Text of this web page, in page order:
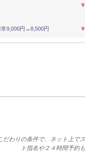
9,000円→8,500円
わりの条件で、ネット上で
ト指名や２４時間予約も